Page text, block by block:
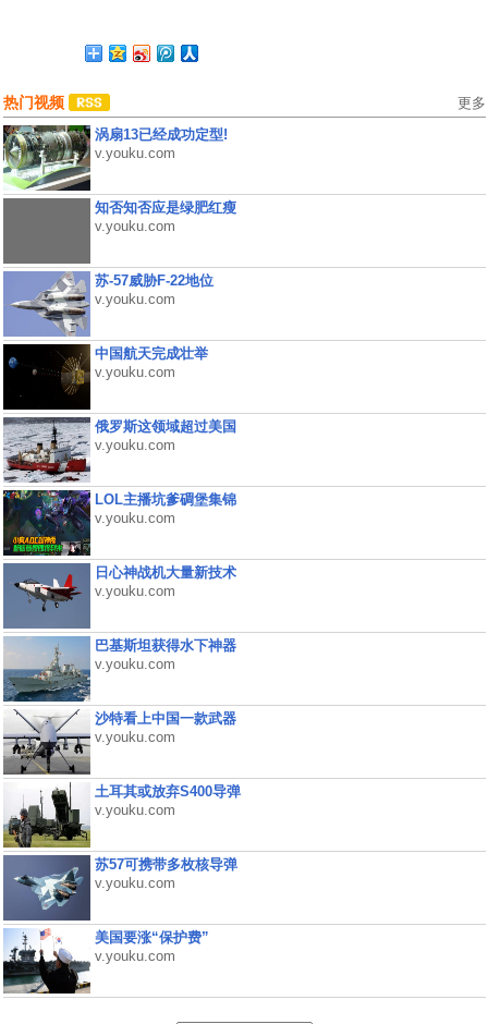
热门视频 更多
涡扇13已经成功定型!
v.youku.com
知否知否应是绿肥红瘦
v.youku.com
苏-57威胁F-22地位
v.youku.com
中国航天完成壮举
v.youku.com
俄罗斯这领域超过美国
v.youku.com
LOL主播坑爹碉堡集锦
v.youku.com
日心神战机大量新技术
v.youku.com
巴基斯坦获得水下神器
v.youku.com
沙特看上中国一款武器
v.youku.com
土耳其或放弃S400导弹
v.youku.com
苏57可携带多枚核导弹
v.youku.com
美国要涨“保护费”
v.youku.com